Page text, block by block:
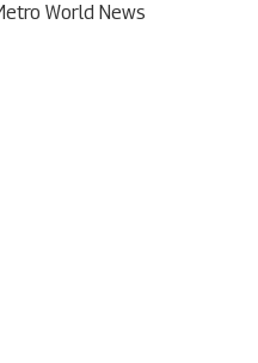
World News